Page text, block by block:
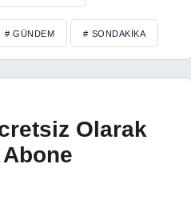
# GÜNDEM # SONDAKIKA
Olarak